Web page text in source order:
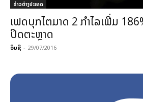
ຂ່າວຕ່າງປະເທດ
ເຟດບຸກ​ໄຕ​ມາດ 2 ກຳ​ໄລ​ເພີ່ມ
ປິດຕະຫຼາດ
ອິນຊີ - 29/07/2016